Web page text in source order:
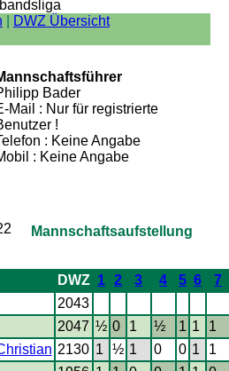
DWZ Übersicht
Bader
Mail : Nur für registrierte
!
: Keine Angabe
: Keine Angabe
Mannschaftsaufstellung
DWZ 1 2 3 4 5 6
7
2043
2047 ½ 0 1 ½ 1 1
1
2130 1 ½ 1 0 0 1
1